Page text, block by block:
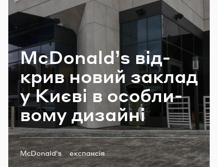
McDonald’s від­
крив новий за­клад
у Києві в осо­бли­
во­му ди­зай­ні
Теги:
McDonald's
експансія
дизайн фірмового стилю
Email
Пароль
Забули пароль?
УВІЙТИ